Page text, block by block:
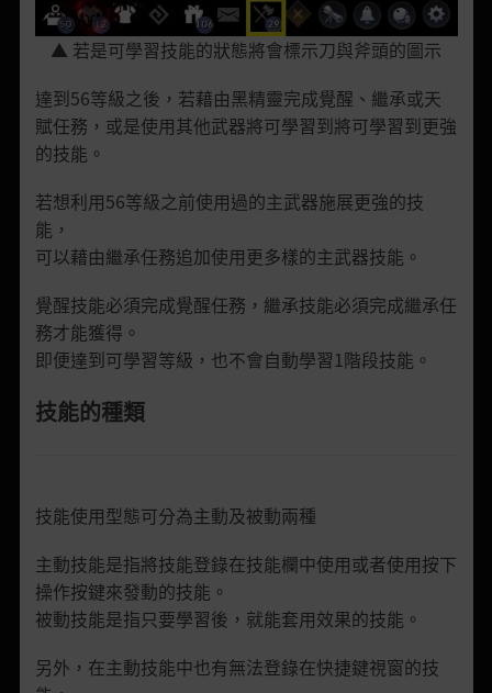
▲ 若是可學習技能的狀態將會標示刀與斧頭的圖示
達到56等級之後，若藉由黑精靈完成覺醒、繼承或天
賦任務，或是使用其他武器將可學習到將可學習到更強
的技能。
若想利用56等級之前使用過的主武器施展更強的技
能，
可以藉由繼承任務追加使用更多樣的主武器技能。
覺醒技能必須完成覺醒任務，繼承技能必須完成繼承任
務才能獲得。
即便達到可學習等級，也不會自動學習1階段技能。
技能的種類
技能使用型態可分為主動及被動兩種
主動技能是指將技能登錄在技能欄中使用或者使用按下
操作按鍵來發動的技能。
被動技能是指只要學習後，就能套用效果的技能。
另外，在主動技能中也有無法登錄在快捷鍵視窗的技